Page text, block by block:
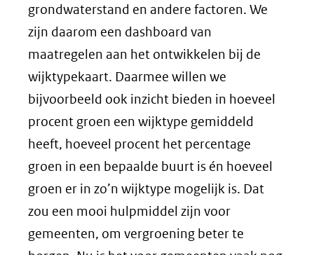
grondwaterstand en andere factoren. We
zijn daarom een dashboard van
maatregelen aan het ontwikkelen bij de
wijktypekaart. Daarmee willen we
bijvoorbeeld ook inzicht bieden in hoeveel
procent groen een wijktype gemiddeld
heeft, hoeveel procent het percentage
groen in een bepaalde buurt is én hoeveel
groen er in zo’n wijktype mogelijk is. Dat
zou een mooi hulpmiddel zijn voor
gemeenten, om vergroening beter te